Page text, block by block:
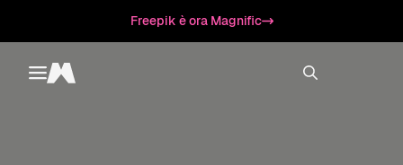
Freepik è ora Magnific
Toggle menu
Magnific